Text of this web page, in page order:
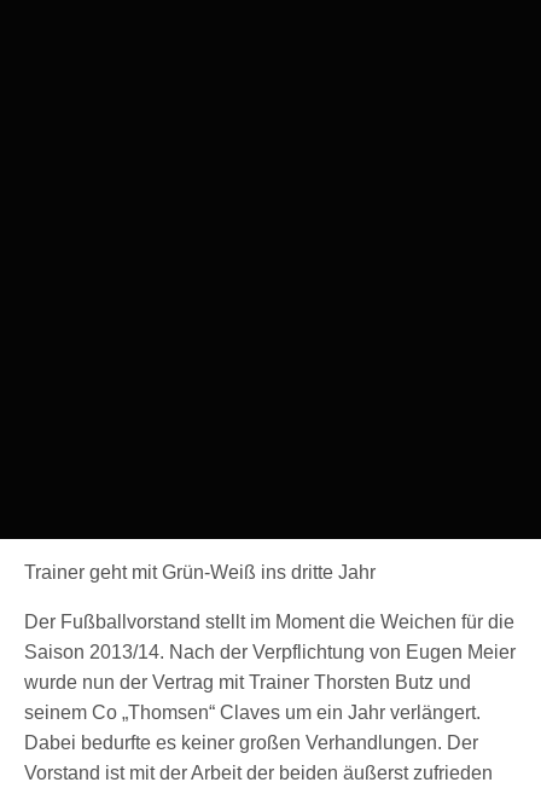
Trainer geht mit Grün-Weiß ins dritte Jahr
Der Fußballvorstand stellt im Moment die Weichen für die
Saison 2013/14. Nach der Verpflichtung von Eugen Meier
wurde nun der Vertrag mit Trainer Thorsten Butz und
seinem Co „Thomsen“ Claves um ein Jahr verlängert.
Dabei bedurfte es keiner großen Verhandlungen. Der
Vorstand ist mit der Arbeit der beiden äußerst zufrieden